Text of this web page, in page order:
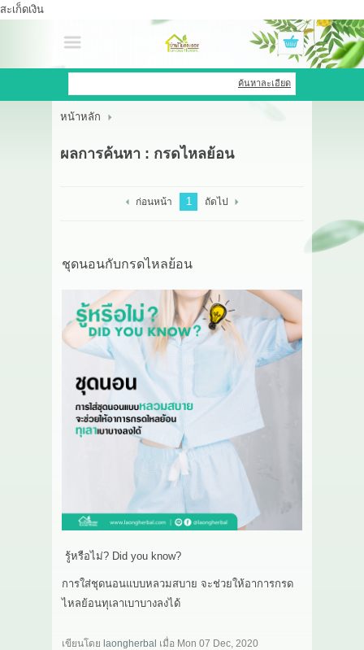
สะเก็ดเงิน
เข้าสู่ระบบ สมัครสมาชิก
สินค้าที่สนใจ
หน้าหลัก
HERBBRIGHT WELLNESS
GREEN HOUSE
เกี่ยวกับเรา
ค้นหาละเอียด
หน้าหลัก
ผลการค้นหา : กรดไหลย้อน
ก่อนหน้า 1 ถัดไป
ชุดนอนกับกรดไหลย้อน
รู้หรือไม่? Did you know?
การใส่ชุดนอนแบบหลวมสบาย จะช่วยให้อาการกรด
ไหลย้อนทุเลาเบาบางลงได้
เขียนโดย laongherbal เมื่อ Mon 07 Dec, 2020